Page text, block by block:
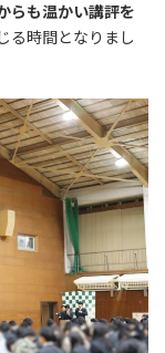
らも温かい講評を
る時間となりまし